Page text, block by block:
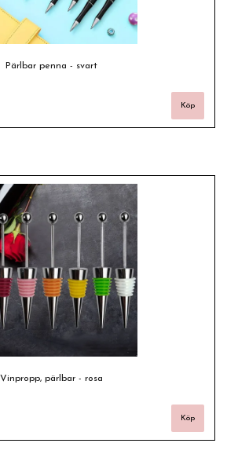
Pärlbar penna - svart
Vinpropp, pärlbar - rosa